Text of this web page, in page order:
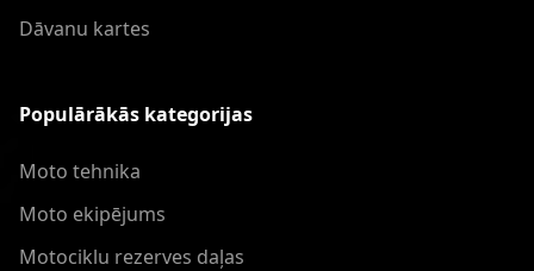
Dāvanu kartes
Populārākās kategorijas
Moto tehnika
Moto ekipējums
Motociklu rezerves daļas